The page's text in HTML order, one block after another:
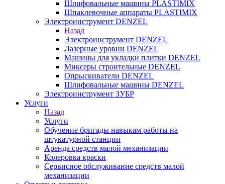
Шлифовальные машины PLASTIMIX
Шпаклевочные аппараты PLASTIMIX
Электроинструмент DENZEL
Назад
Электроинструмент DENZEL
Лазерные уровни DENZEL
Машины для укладки плитки DENZEL
Миксеры строительные DENZEL
Опрыскиватели DENZEL
Шлифовальные машины DENZEL
Электроинструмент ЗУБР
Услуги
Назад
Услуги
Обучение бригады навыкам работы на
штукатурной станции
Аренда средств малой механизации
Колеровка краски
Сервисное обслуживание средств малой
механизации